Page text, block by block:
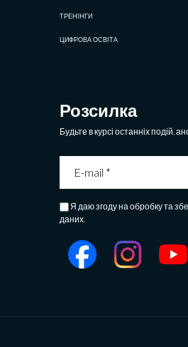
ТРЕНІНГИ
ЦИФРОВА ОСВІТА
Розсилка
Будьте в курсі останніх подій,
Я даю згоду на обробку та
даних.